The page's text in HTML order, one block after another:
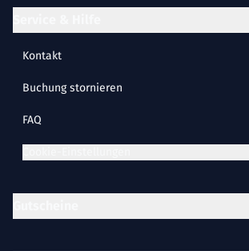
Kontakt
Buchung stornieren
FAQ